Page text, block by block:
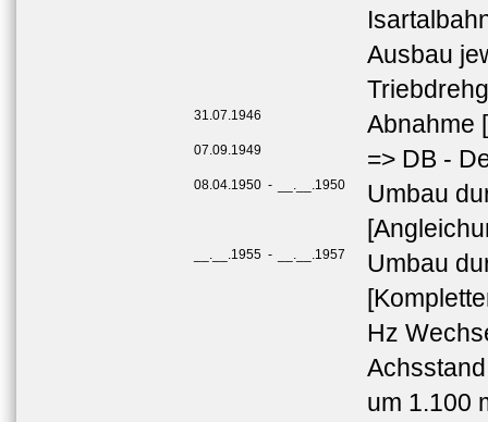
Ausbau
31.07.1946 Abnahme
07.09.1949 => DB -
08.04.1950 - __.__.1950
Umbau
__.__.1955 - __.__.1957
Umbau
Hz
um 1.100